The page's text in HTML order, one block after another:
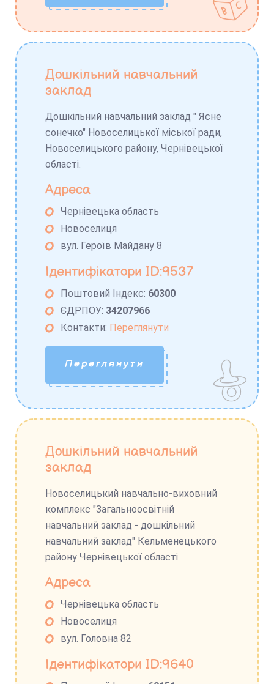
Дошкільний навчальний
заклад
Дошкільний навчальний заклад " Ясне
сонечко" Новоселицької міської ради,
Новоселицького району, Чернівецької
області.
Адреса
Чернівецька область
Новоселиця
вул. Героїв Майдану 8
Ідентифікатори ID:9537
Поштовий Індекс: 60300
ЄДРПОУ: 34207966
Контакти: Переглянути
Переглянути
Дошкільний навчальний
заклад
Новоселицький навчально-виховний
комплекс "Загальноосвітній
навчальний заклад - дошкільний
навчальний заклад" Кельменецького
району Чернівецької області
Адреса
Чернівецька область
Новоселиця
вул. Головна 82
Ідентифікатори ID:9640